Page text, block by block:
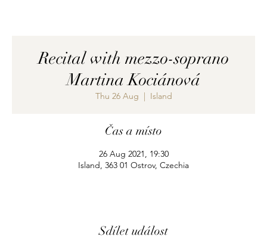
Recital with mezzo-soprano
Martina Kociánová
Thu 26 Aug
  |
Island
Čas a místo
26 Aug 2021, 19:30
Island, 363 01 Ostrov, Czechia
Sdílet událost